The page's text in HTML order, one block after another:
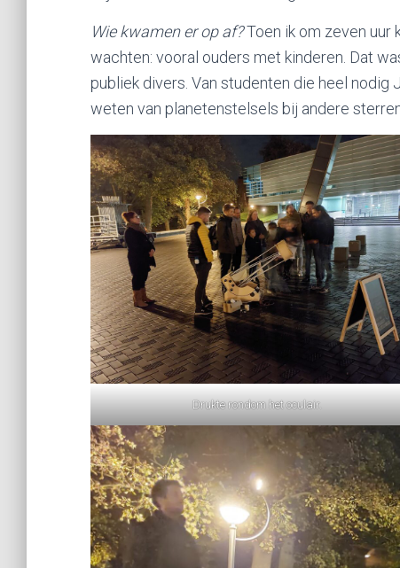
Wie kwamen er op af?Toen ik om zeven uur
wachten: vooral ouders met kinderen. Dat
publiek divers. Van studenten die heel
weten van planetenstelsels bij andere
Drukte rondom het oculair.